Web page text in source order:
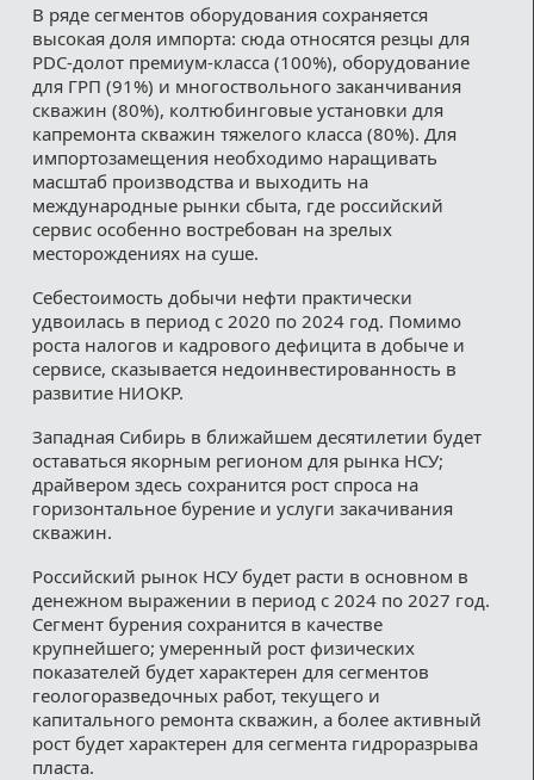
В ряде сегментов оборудования сохраняется
высокая доля импорта: сюда относятся резцы для
PDC-долот премиум-класса (100%), оборудование
для ГРП (91%) и многоствольного заканчивания
скважин (80%), колтюбинговые установки для
капремонта скважин тяжелого класса (80%). Для
импортозамещения необходимо наращивать
масштаб производства и выходить на
международные рынки сбыта, где российский
сервис особенно востребован на зрелых
месторождениях на суше.
Себестоимость добычи нефти практически
удвоилась в период с 2020 по 2024 год. Помимо
роста налогов и кадрового дефицита в добыче и
сервисе, сказывается недоинвестированность в
развитие НИОКР.
Западная Сибирь в ближайшем десятилетии будет
оставаться якорным регионом для рынка НСУ;
драйвером здесь сохранится рост спроса на
горизонтальное бурение и услуги закачивания
скважин.
Российский рынок НСУ будет расти в основном в
денежном выражении в период с 2024 по 2027 год.
Сегмент бурения сохранится в качестве
крупнейшего; умеренный рост физических
показателей будет характерен для сегментов
геологоразведочных работ, текущего и
капитального ремонта скважин, а более активный
рост будет характерен для сегмента гидроразрыва
пласта.